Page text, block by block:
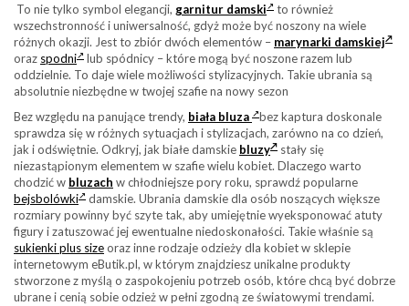
To nie tylko symbol elegancji, garnitur damski
to również
wszechstronność i uniwersalność, gdyż może być noszony na wiele
różnych okazji. Jest to zbiór dwóch elementów – marynarki damskiej
oraz spodni
lub spódnicy – które mogą być noszone razem lub
oddzielnie. To daje wiele możliwości stylizacyjnych. Takie ubrania są
absolutnie niezbędne w twojej szafie na nowy sezon
Bez względu na panujące trendy, biała bluza
bez kaptura doskonale
sprawdza się w różnych sytuacjach i stylizacjach, zarówno na co dzień,
jak i odświętnie. Odkryj, jak białe damskie bluzy
stały się
niezastąpionym elementem w szafie wielu kobiet. Dlaczego warto
chodzić w bluzach w chłodniejsze pory roku, sprawdź popularne
bejsbolówki
damskie. Ubrania damskie dla osób noszących większe
rozmiary powinny być szyte tak, aby umiejętnie wyeksponować atuty
figury i zatuszować jej ewentualne niedoskonałości. Takie właśnie są
sukienki plus sizeoraz inne rodzaje odzieży dla kobiet w sklepie
internetowym eButik.pl, w którym znajdziesz unikalne produkty
stworzone z myślą o zaspokojeniu potrzeb osób, które chcą być dobrze
ubrane i cenią sobie odzież w pełni zgodną ze światowymi trendami.